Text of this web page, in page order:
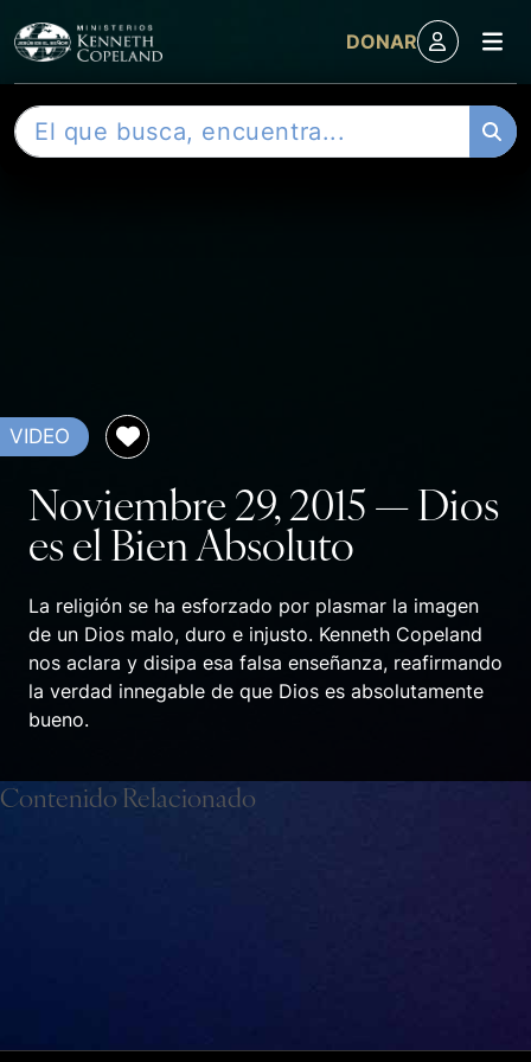
DONAR
B
u
VIDEO
Noviembre 29, 2015 — Dios
es el Bien Absoluto
La religión se ha esforzado por plasmar la imagen
de un Dios malo, duro e injusto. Kenneth Copeland
nos aclara y disipa esa falsa enseñanza, reafirmando
la verdad innegable de que Dios es absolutamente
bueno.
Contenido Relacionado